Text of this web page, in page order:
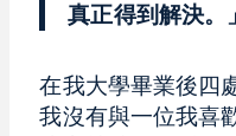
真正得到解決。
在我大學畢業後四
我沒有與一位我喜